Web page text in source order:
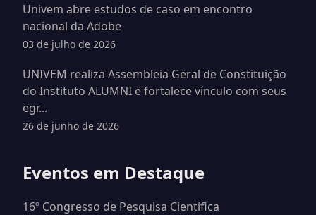
Univem abre estudos de caso em encontro
nacional da Adobe
03 de julho de 2026
UNIVEM realiza Assembleia Geral de Constituição
do Instituto ALUMNI e fortalece vínculo com seus
egr...
26 de junho de 2026
Eventos em Destaque
16º Congresso de Pesquisa Cientifica